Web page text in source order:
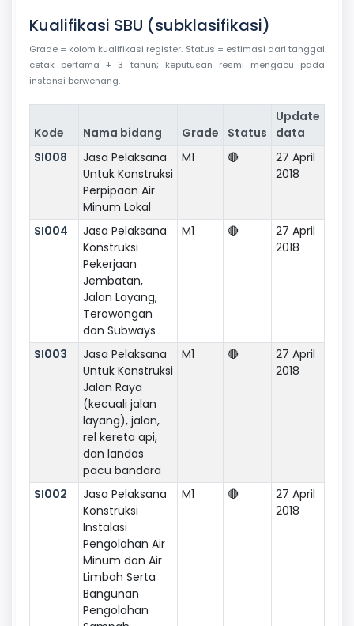
Kualifikasi SBU (subklasifikasi)
Grade = kolom kualifikasi register. Status = estimasi dari tanggal
cetak pertama + 3 tahun; keputusan resmi mengacu pada
instansi berwenang.
Kode Nama bidang Grade Status
Update
data
SI008
Jasa Pelaksana
Untuk Konstruksi
Perpipaan Air
Minum Lokal
M1 🔴
27 April
2018
SI004
Jasa Pelaksana
Konstruksi
Pekerjaan
Jembatan,
Jalan Layang,
Terowongan
dan Subways
M1 🔴
27 April
2018
SI003
Jasa Pelaksana
Untuk Konstruksi
Jalan Raya
(kecuali jalan
layang), jalan,
rel kereta api,
dan landas
pacu bandara
M1 🔴
27 April
2018
SI002
Jasa Pelaksana
Konstruksi
Instalasi
Pengolahan Air
Minum dan Air
Limbah Serta
Bangunan
Pengolahan
M1 🔴
27 April
2018